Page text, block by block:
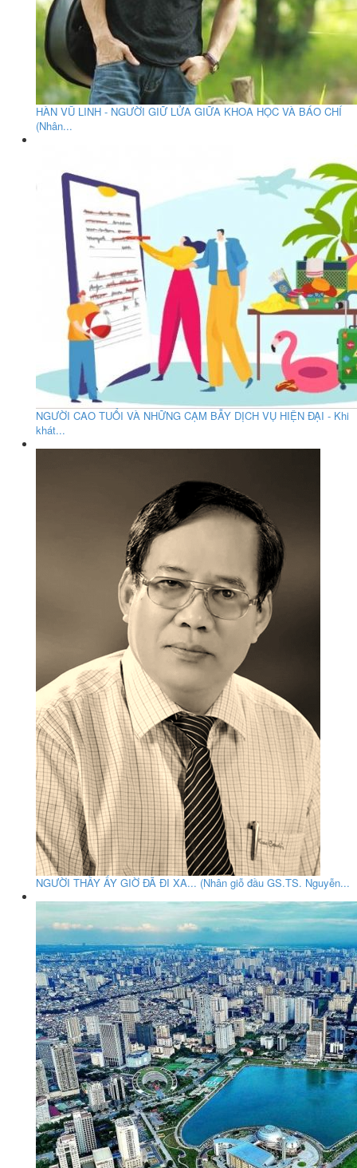
HÀN VŨ LINH - NGƯỜI GIỮ LỬA GIỮA KHOA HỌC VÀ BÁO CHÍ
(Nhân...
NGƯỜI CAO TUỔI VÀ NHỮNG CẠM BẪY DỊCH VỤ HIỆN ĐẠI - Khi
khát...
NGƯỜI THẦY ẤY GIỜ ĐÃ ĐI XA... (Nhân giỗ đầu GS.TS. Nguyễn...